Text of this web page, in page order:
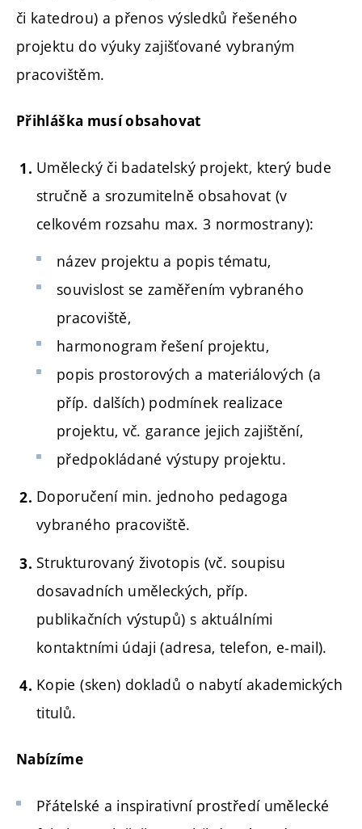
či katedrou) a přenos výsledků řešeného
projektu do výuky zajišťované vybraným
pracovištěm.
Přihláška musí obsahovat
Umělecký či badatelský projekt, který bude
stručně a srozumitelně obsahovat (v
celkovém rozsahu max. 3 normostrany):
název projektu a popis tématu,
souvislost se zaměřením vybraného
pracoviště,
harmonogram řešení projektu,
popis prostorových a materiálových (a
příp. dalších) podmínek realizace
projektu, vč. garance jejich zajištění,
předpokládané výstupy projektu.
Doporučení min. jednoho pedagoga
vybraného pracoviště.
Strukturovaný životopis (vč. soupisu
dosavadních uměleckých, příp.
publikačních výstupů) s aktuálními
kontaktními údaji (adresa, telefon, e-mail).
Kopie (sken) dokladů o nabytí akademických
titulů.
Nabízíme
Přátelské a inspirativní prostředí umělecké